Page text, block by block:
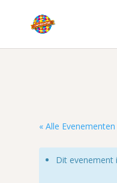
« Alle Evenementen
Dit evenement